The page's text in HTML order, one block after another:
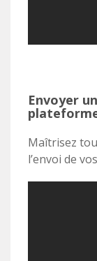
Envoyer
Maîtrisez
l’envoi de